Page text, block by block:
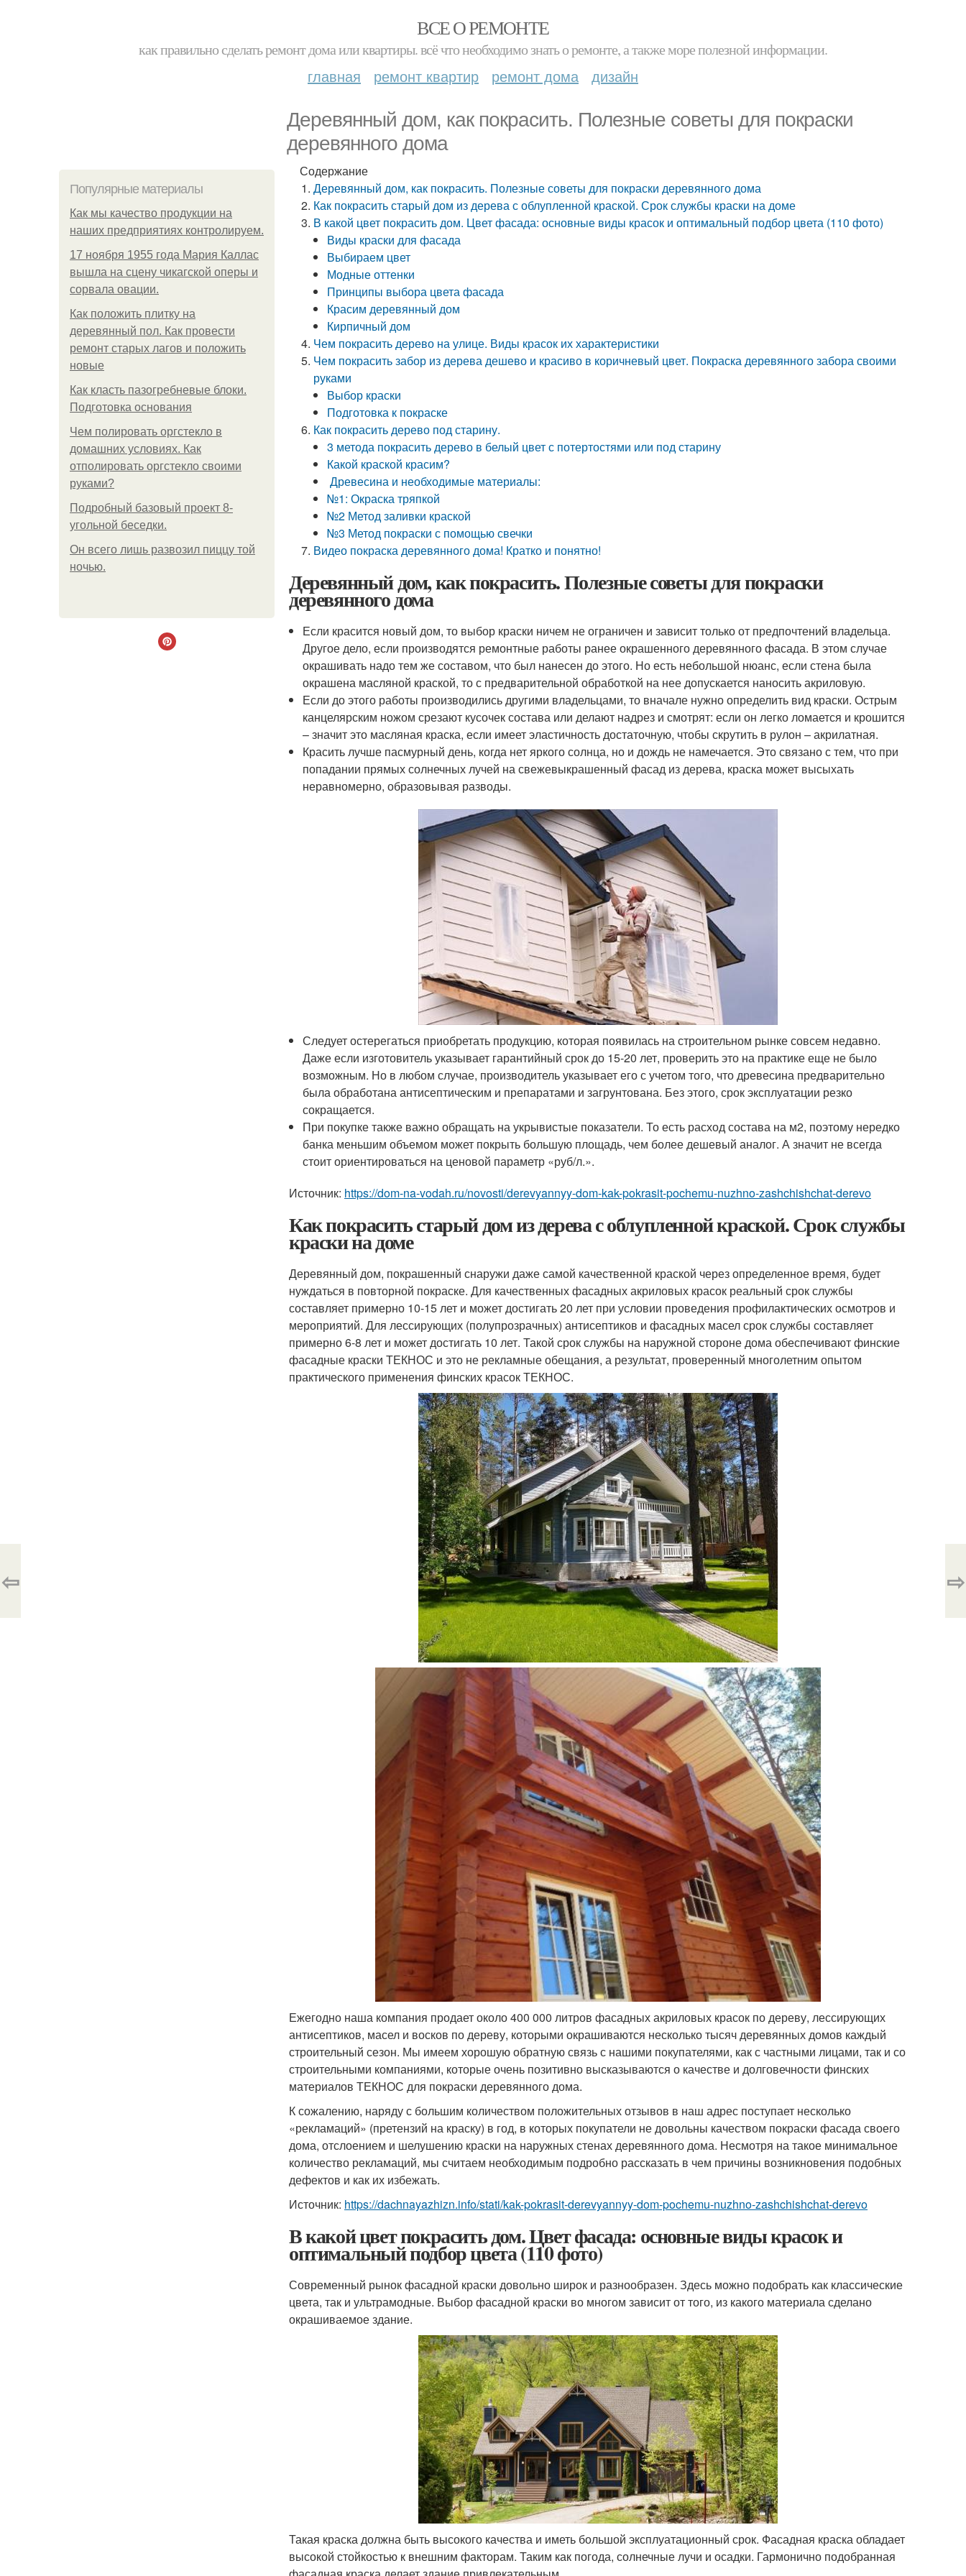
ВСЕ О РЕМОНТЕ
как правильно сделать ремонт дома или квартиры. всё что необходимо знать о ремонте, а также море полезной информации.
главная ремонт квартир ремонт дома дизайн
Деревянный дом, как покрасить. Полезные советы для покраски
деревянного дома
Популярные материалы
Как мы качество продукции на
наших предприятиях контролируем.
17 ноября 1955 года Мария Каллас
вышла на сцену чикагской оперы и
сорвала овации.
Как положить плитку на
деревянный пол. Как провести
ремонт старых лагов и положить
новые
Как класть пазогребневые блоки.
Подготовка основания
Чем полировать оргстекло в
домашних условиях. Как
отполировать оргстекло своими
руками?
Подробный базовый проект 8-
угольной беседки.
Он всего лишь развозил пиццу той
ночью.
Содержание
Деревянный дом, как покрасить. Полезные советы для покраски деревянного дома
Как покрасить старый дом из дерева с облупленной краской. Срок службы краски на доме
В какой цвет покрасить дом. Цвет фасада: основные виды красок и оптимальный подбор цвета (110 фото)
Виды краски для фасада
Выбираем цвет
Модные оттенки
Принципы выбора цвета фасада
Красим деревянный дом
Кирпичный дом
Чем покрасить дерево на улице. Виды красок их характеристики
Чем покрасить забор из дерева дешево и красиво в коричневый цвет. Покраска деревянного забора своими
руками
Выбор краски
Подготовка к покраске
Как покрасить дерево под старину.
3 метода покрасить дерево в белый цвет с потертостями или под старину
Какой краской красим?
Древесина и необходимые материалы:
№1: Окраска тряпкой
№2 Метод заливки краской
№3 Метод покраски с помощью свечки
Видео покраска деревянного дома! Кратко и понятно!
Деревянный дом, как покрасить. Полезные советы для покраски
деревянного дома
Если красится новый дом, то выбор краски ничем не ограничен и зависит только от предпочтений владельца.
Другое дело, если производятся ремонтные работы ранее окрашенного деревянного фасада. В этом случае
окрашивать надо тем же составом, что был нанесен до этого. Но есть небольшой нюанс, если стена была
окрашена масляной краской, то с предварительной обработкой на нее допускается наносить акриловую.
Если до этого работы производились другими владельцами, то вначале нужно определить вид краски. Острым
канцелярским ножом срезают кусочек состава или делают надрез и смотрят: если он легко ломается и крошится
– значит это масляная краска, если имеет эластичность достаточную, чтобы скрутить в рулон – акрилатная.
Красить лучше пасмурный день, когда нет яркого солнца, но и дождь не намечается. Это связано с тем, что при
попадании прямых солнечных лучей на свежевыкрашенный фасад из дерева, краска может высыхать
неравномерно, образовывая разводы.
Следует остерегаться приобретать продукцию, которая появилась на строительном рынке совсем недавно.
Даже если изготовитель указывает гарантийный срок до 15-20 лет, проверить это на практике еще не было
возможным. Но в любом случае, производитель указывает его с учетом того, что древесина предварительно
была обработана антисептическим и препаратами и загрунтована. Без этого, срок эксплуатации резко
сокращается.
При покупке также важно обращать на укрывистые показатели. То есть расход состава на м2, поэтому нередко
банка меньшим объемом может покрыть большую площадь, чем более дешевый аналог. А значит не всегда
стоит ориентироваться на ценовой параметр «руб/л.».
Источник: https://dom-na-vodah.ru/novosti/derevyannyy-dom-kak-pokrasit-pochemu-nuzhno-zashchishchat-derevo
Как покрасить старый дом из дерева с облупленной краской. Срок службы
краски на доме
Деревянный дом, покрашенный снаружи даже самой качественной краской через определенное время, будет
нуждаться в повторной покраске. Для качественных фасадных акриловых красок реальный срок службы
составляет примерно 10-15 лет и может достигать 20 лет при условии проведения профилактических осмотров и
мероприятий. Для лессирующих (полупрозрачных) антисептиков и фасадных масел срок службы составляет
примерно 6-8 лет и может достигать 10 лет. Такой срок службы на наружной стороне дома обеспечивают финские
фасадные краски ТЕКНОС и это не рекламные обещания, а результат, проверенный многолетним опытом
практического применения финских красок ТЕКНОС.
Ежегодно наша компания продает около 400 000 литров фасадных акриловых красок по дереву, лессирующих
антисептиков, масел и восков по дереву, которыми окрашиваются несколько тысяч деревянных домов каждый
строительный сезон. Мы имеем хорошую обратную связь с нашими покупателями, как с частными лицами, так и со
строительными компаниями, которые очень позитивно высказываются о качестве и долговечности финских
материалов ТЕКНОС для покраски деревянного дома.
К сожалению, наряду с большим количеством положительных отзывов в наш адрес поступает несколько
«рекламаций» (претензий на краску) в год, в которых покупатели не довольны качеством покраски фасада своего
дома, отслоением и шелушению краски на наружных стенах деревянного дома. Несмотря на такое минимальное
количество рекламаций, мы считаем необходимым подробно рассказать в чем причины возникновения подобных
дефектов и как их избежать.
Источник: https://dachnayazhizn.info/stati/kak-pokrasit-derevyannyy-dom-pochemu-nuzhno-zashchishchat-derevo
В какой цвет покрасить дом. Цвет фасада: основные виды красок и
оптимальный подбор цвета (110 фото)
Современный рынок фасадной краски довольно широк и разнообразен. Здесь можно подобрать как классические
цвета, так и ультрамодные. Выбор фасадной краски во многом зависит от того, из какого материала сделано
окрашиваемое здание.
Такая краска должна быть высокого качества и иметь большой эксплуатационный срок. Фасадная краска обладает
высокой стойкостью к внешним факторам. Таким как погода, солнечные лучи и осадки. Гармонично подобранная
⇦ ⇨